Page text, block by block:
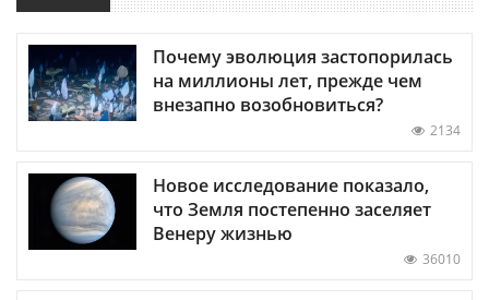
Почему эволюция застопорилась
на миллионы лет, прежде чем
внезапно возобновиться?
2134
Новое исследование показало,
что Земля постепенно заселяет
Венеру жизнью
36010